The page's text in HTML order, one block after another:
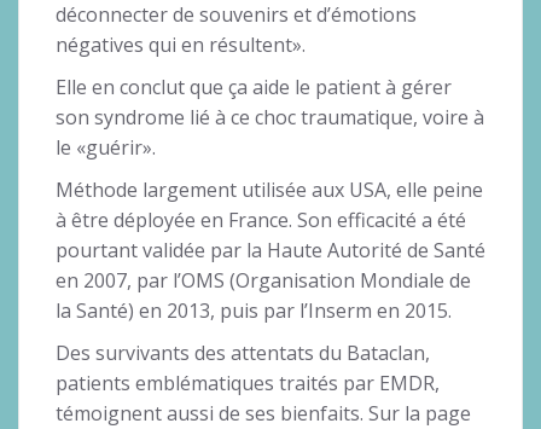
déconnecter de souvenirs et d’émotions
négatives qui en résultent».
Elle en conclut que ça aide le patient à gérer
son syndrome lié à ce choc traumatique, voire à
le «guérir».
Méthode largement utilisée aux USA, elle peine
à être déployée en France. Son efficacité a été
pourtant validée par la Haute Autorité de Santé
en 2007, par l’OMS (Organisation Mondiale de
la Santé) en 2013, puis par l’Inserm en 2015.
Des survivants des attentats du Bataclan,
patients emblématiques traités par EMDR,
témoignent aussi de ses bienfaits. Sur la page